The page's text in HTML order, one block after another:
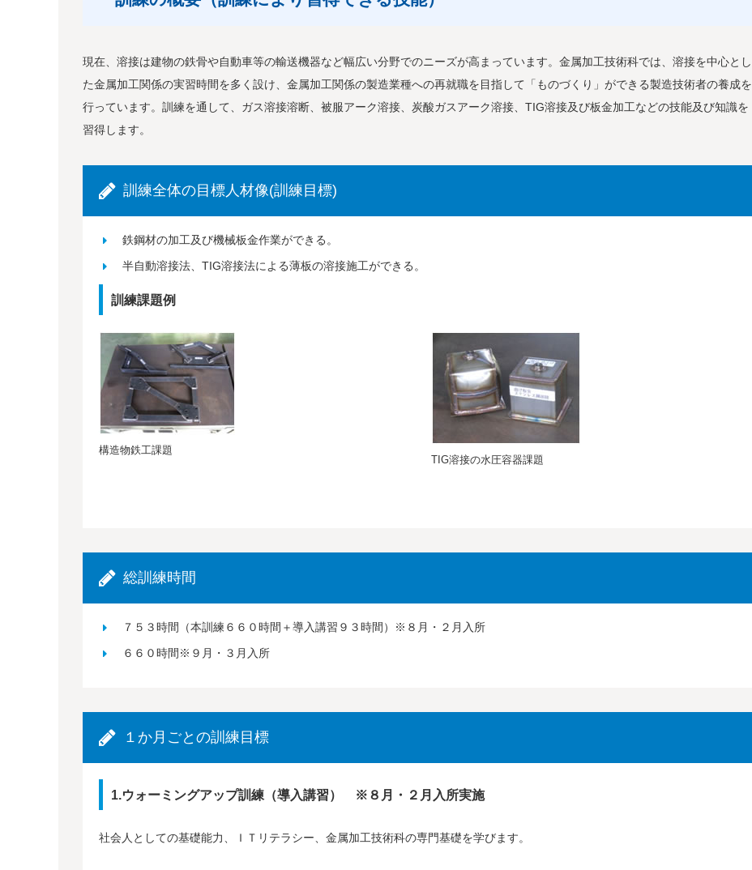
現在、溶接は建物の鉄骨や自動車等の輸送機器など幅広い分野でのニーズが高まっています。金属加工技術科では、溶接を中心とし
た金属加工関係の実習時間を多く設け、金属加工関係の製造業種への再就職を目指して「ものづくり」ができる製造技術者の養成を
行っています。訓練を通して、ガス溶接溶断、被服アーク溶接、炭酸ガスアーク溶接、TIG溶接及び板金加工などの技能及び知識を
習得します。
訓練全体の目標人材像(訓練目標)
鉄鋼材の加工及び機械板金作業ができる。
半自動溶接法、TIG溶接法による薄板の溶接施工ができる。
訓練課題例
構造物鉄工課題
TIG溶接の水圧容器課題
総訓練時間
７５３時間（本訓練６６０時間＋導入講習９３時間）※８月・２月入所
６６０時間※９月・３月入所
１か月ごとの訓練目標
1.ウォーミングアップ訓練（導入講習） ※８月・２月入所実施
社会人としての基礎能力、ＩＴリテラシー、金属加工技術科の専門基礎を学びます。